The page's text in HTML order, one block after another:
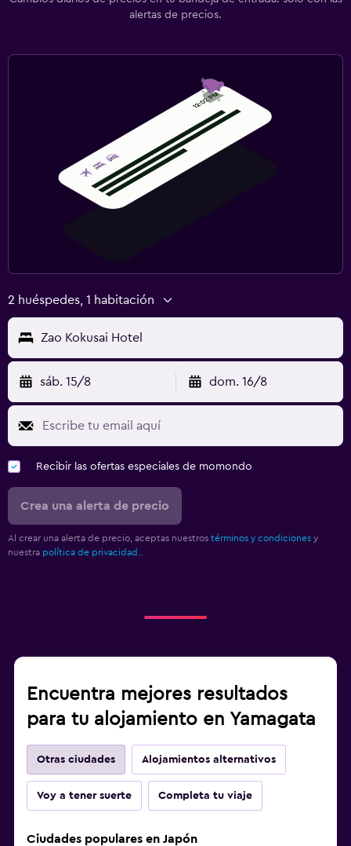
alertas de precios.
2 huéspedes, 1 habitación
Zao Kokusai Hotel
sáb. 15/8 dom. 16/8
Recibir las ofertas especiales de momondo
Crea una alerta de precio
Al crear una alerta de precio, aceptas nuestros términos y condiciones y
nuestra política de privacidad.
Encuentra mejores resultados
para tu alojamiento en Yamagata
Otras ciudades Alojamientos alternativos
Voy a tener suerte Completa tu viaje
Ciudades populares en Japón